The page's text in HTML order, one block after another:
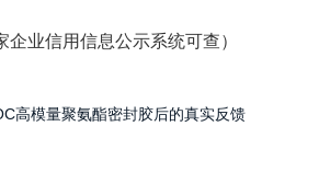
企业信用信息公示系统可查）
高模量聚氨酯密封胶后的真实反馈